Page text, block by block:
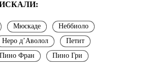
Мюскаде
Неббиоло
Неро д’Аволол
Петит
Пино Фран
Пино Гри